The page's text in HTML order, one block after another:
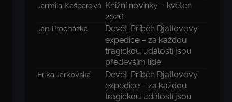
Jarmila Kašparová Knižní novinky – květen
2026
Jan Procházka
Devět: Příběh Djatlovovy
expedice – za každou
tragickou událostí jsou
především lidé
Erika Jarkovska
Devět: Příběh Djatlovovy
expedice – za každou
tragickou událostí jsou